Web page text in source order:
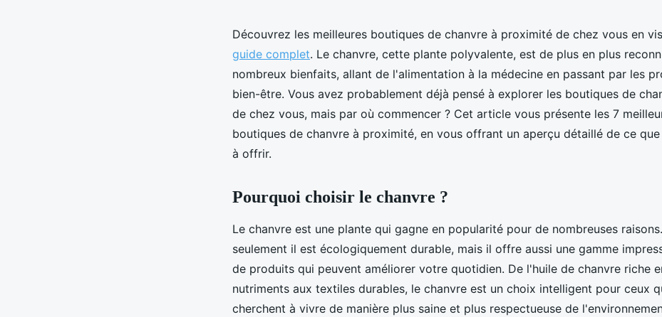
Découvrez les meilleures boutiques de chanvre à proximité de chez vous en
guide complet. Le chanvre, cette plante polyvalente, est de plus en plus
nombreux bienfaits, allant de l'alimentation à la médecine en passant par les
bien-être. Vous avez probablement déjà pensé à explorer les boutiques de
de chez vous, mais par où commencer ? Cet article vous présente les 7
boutiques de chanvre à proximité, en vous offrant un aperçu détaillé de ce que
à offrir.
Pourquoi choisir le chanvre ?
Le chanvre est une plante qui gagne en popularité pour de nombreuses
seulement il est écologiquement durable, mais il offre aussi une gamme
de produits qui peuvent améliorer votre quotidien. De l'huile de chanvre riche
nutriments aux textiles durables, le chanvre est un choix intelligent pour ceux
cherchent à vivre de manière plus saine et plus respectueuse de